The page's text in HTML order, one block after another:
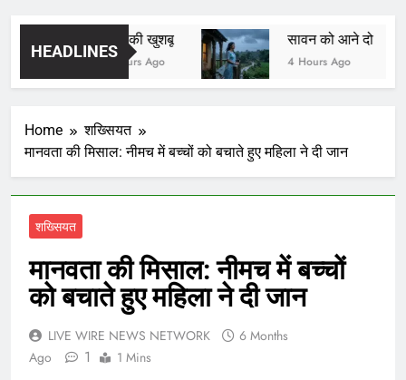
HEADLINES
यादों की खुशबू
3 Hours Ago
सावन को आने दो
4 Hours Ago
Home
शख्सियत
मानवता की मिसाल: नीमच में बच्चों को बचाते हुए महिला ने दी जान
शख्सियत
मानवता की मिसाल: नीमच में बच्चों
को बचाते हुए महिला ने दी जान
LIVE WIRE NEWS NETWORK
6 Months
Ago
1 1 Mins